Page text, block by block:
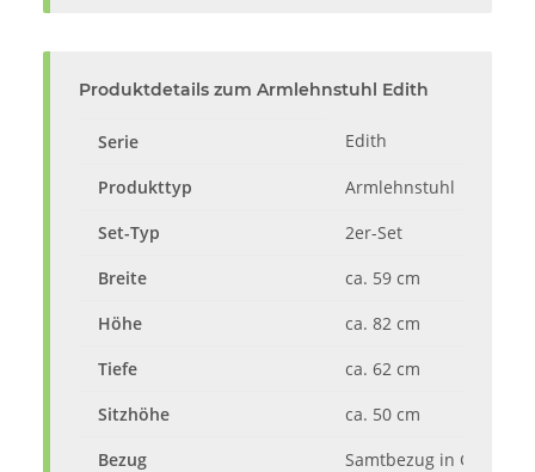
Produktdetails zum Armlehnstuhl Edith
Serie Edith
Produkttyp
Armlehnstuhl
Set-Typ
2er-Set
Breite
ca. 59 cm
Höhe
ca. 82 cm
Tiefe
ca. 62 cm
Sitzhöhe
ca. 50 cm
Bezug
Samtbezug in Grün